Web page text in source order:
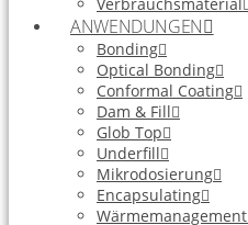
Verbrauchsmaterial
ANWENDUNGEN
Bonding
Optical Bonding
Conformal Coating
Dam & Fill
Glob Top
Underfill
Mikrodosierung
Encapsulating
Wärmemanagement